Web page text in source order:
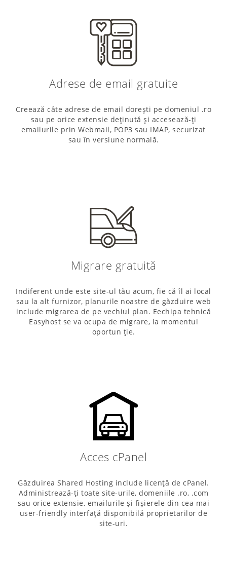
Adrese de email gratuite
Creează câte adrese de email dorești pe domeniul .ro
sau pe orice extensie deținută și accesează-ți
emailurile prin Webmail, POP3 sau IMAP, securizat
sau în versiune normală.
Migrare gratuită
Indiferent unde este site-ul tău acum, fie că îl ai local
sau la alt furnizor, planurile noastre de găzduire web
include migrarea de pe vechiul plan. Eechipa tehnică
Easyhost se va ocupa de migrare, la momentul
oportun ție.
Acces cPanel
Găzduirea Shared Hosting include licență de cPanel.
Administrează-ți toate site-urile, domeniile .ro, .com
sau orice extensie, emailurile și fișierele din cea mai
user-friendly interfață disponibilă proprietarilor de
site-uri.